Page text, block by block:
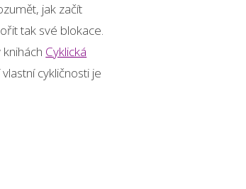
jak začít
tak své blokace.
Cyklická
cykličnosti je